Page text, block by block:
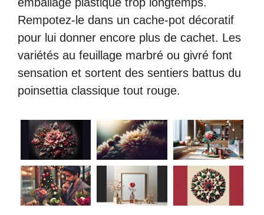
Rempotez-le dans un cache-pot décoratif
pour lui donner encore plus de cachet. Les
variétés au feuillage marbré ou givré font
sensation et sortent des sentiers battus du
poinsettia classique tout rouge.